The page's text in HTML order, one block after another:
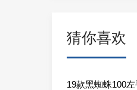
猜你喜欢